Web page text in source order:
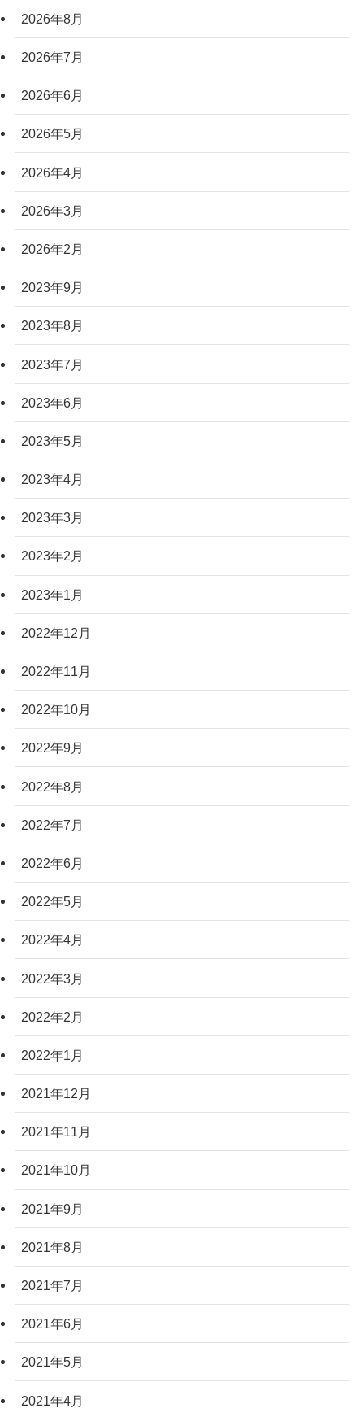
2026年8月
2026年7月
2026年6月
2026年5月
2026年4月
2026年3月
2026年2月
2023年9月
2023年8月
2023年7月
2023年6月
2023年5月
2023年4月
2023年3月
2023年2月
2023年1月
2022年12月
2022年11月
2022年10月
2022年9月
2022年8月
2022年7月
2022年6月
2022年5月
2022年4月
2022年3月
2022年2月
2022年1月
2021年12月
2021年11月
2021年10月
2021年9月
2021年8月
2021年7月
2021年6月
2021年5月
2021年4月